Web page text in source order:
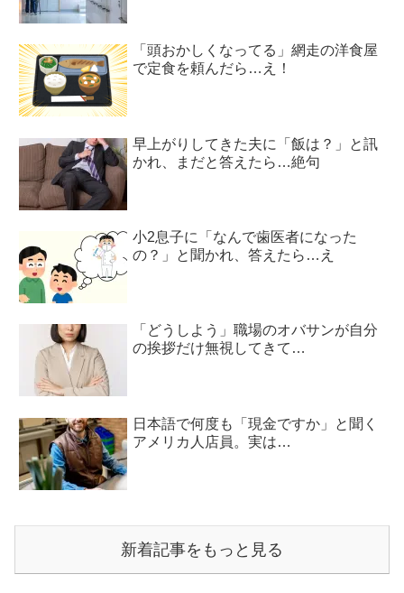
「頭おかしくなってる」網走の洋食屋
で定食を頼んだら…え！
早上がりしてきた夫に「飯は？」と訊
かれ、まだと答えたら…絶句
小2息子に「なんで歯医者になった
の？」と聞かれ、答えたら…え
「どうしよう」職場のオバサンが自分
の挨拶だけ無視してきて…
日本語で何度も「現金ですか」と聞く
アメリカ人店員。実は…
新着記事をもっと見る